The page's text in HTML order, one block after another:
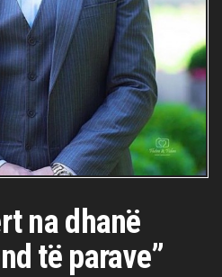
na dhanë
të parave”